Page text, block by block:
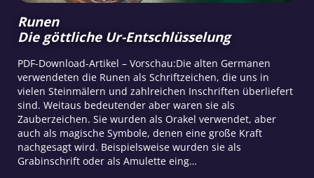
Runen
Die göttliche Ur-Entschlüsselung
PDF-Download-Artikel – Vorschau:Die alten Germanen
verwendeten die Runen als Schriftzeichen, die uns in
vielen Steinmälern und zahlreichen Inschriften überliefert
sind. Weitaus bedeutender aber waren sie als
Zauberzeichen. Sie wurden als Orakel verwendet, aber
auch als magische Symbole, denen eine große Kraft
nachgesagt wird. Beispielsweise wurden sie als
Grabinschrift oder als Amulette eing…